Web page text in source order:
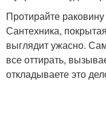
Протирайте
Сантехника,
выглядит ужасно.
все оттирать,
откладываете это